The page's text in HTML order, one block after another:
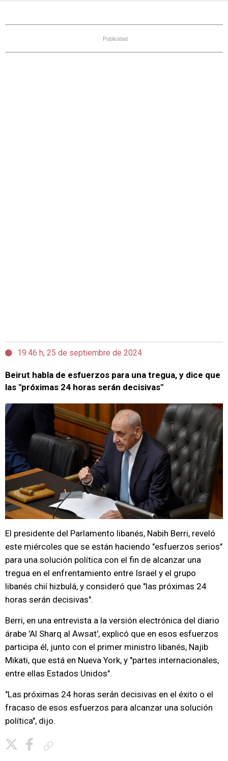
Publicidad
19:46 h, 25 de septiembre de 2024
Beirut habla de esfuerzos para una tregua, y dice que
las "próximas 24 horas serán decisivas"
El presidente del Parlamento libanés, Nabih Berri, reveló
este miércoles que se están haciendo "esfuerzos serios"
para una solución política con el fin de alcanzar una
tregua en el enfrentamiento entre Israel y el grupo
libanés chií hizbulá, y consideró que "las próximas 24
horas serán decisivas".
Berri, en una entrevista a la versión electrónica del diario
árabe 'Al Sharq al Awsat', explicó que en esos esfuerzos
participa él, junto con el primer ministro libanés, Najib
Mikati, que está en Nueva York, y "partes internacionales,
entre ellas Estados Unidos".
"Las próximas 24 horas serán decisivas en el éxito o el
fracaso de esos esfuerzos para alcanzar una solución
política", dijo.